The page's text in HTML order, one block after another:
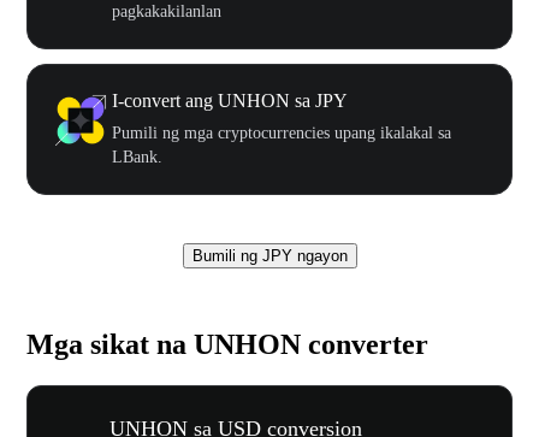
pagkakakilanlan
I-convert ang UNHON sa JPY
Pumili ng mga cryptocurrencies upang ikalakal sa
LBank.
Bumili ng JPY ngayon
Mga sikat na UNHON converter
UNHON sa USD conversion